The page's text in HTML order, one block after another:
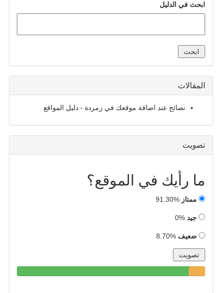
ابحث في الدليل
المقالات
نصائح عند اضافة موقعك في زمردة - دليل المواقع
تصويت
ما رأيك في الموقع؟
ممتاز
جيد
ضعيف